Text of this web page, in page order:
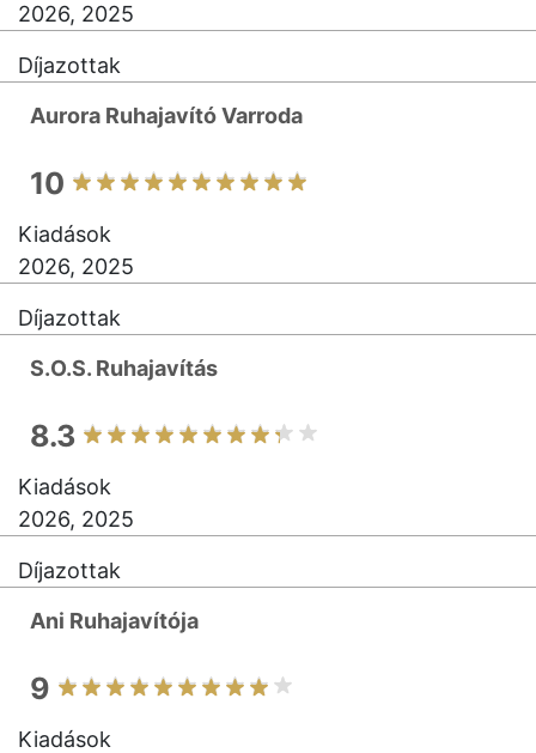
2026, 2025
Díjazottak
Aurora Ruhajavító Varroda
10
Kiadások
2026, 2025
Díjazottak
S.O.S. Ruhajavítás
8.3
Kiadások
2026, 2025
Díjazottak
Ani Ruhajavítója
9
Kiadások